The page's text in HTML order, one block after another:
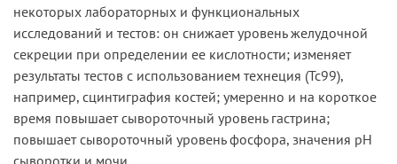
некоторых лабораторных и функциональных
исследований и тестов: он снижает уровень желудочной
секреции при определении ее кислотности; изменяет
результаты тестов с использованием технеция (Тс99),
например, сцинтиграфия костей; умеренно и на короткое
время повышает сывороточный уровень гастрина;
повышает сывороточный уровень фосфора, значения рН
сыворотки и мочи.